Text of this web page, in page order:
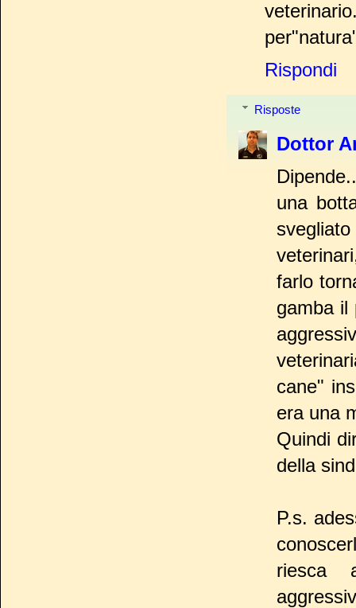
Rispondi
Risposte
Dottor
una
farlo
gamba il
cane"
era una
Quindi
della
P.s.
riesca